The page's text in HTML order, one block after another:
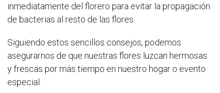
inmediatamente del florero para evitar la propagación
de bacterias al resto de las flores.
Siguiendo estos sencillos consejos, podemos
asegurarnos de que nuestras flores luzcan hermosas
y frescas por más tiempo en nuestro hogar o evento
especial.